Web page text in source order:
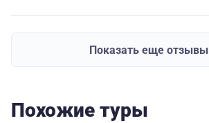
Показать еще отзывы
Похожие туры